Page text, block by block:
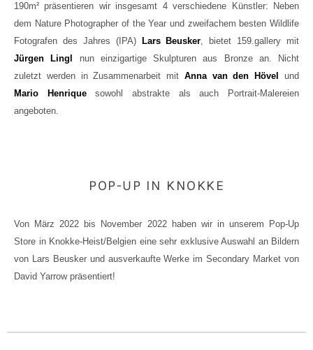
190m² präsentieren wir insgesamt 4 verschiedene Künstler: Neben
dem Nature Photographer of the Year und zweifachem besten Wildlife
Fotografen des Jahres (IPA)
Lars Beusker, bietet 159.gallery mit
Jürgen Lingl
nun einzigartige Skulpturen aus Bronze an. Nicht
zuletzt werden in Zusammenarbeit mit Anna van den Hövel
und
Mario Henriquesowohl abstrakte als auch Portrait-Malereien
angeboten.
POP-UP IN KNOKKE
Von März 2022 bis November 2022 haben wir in unserem Pop-Up
Store in Knokke-Heist/Belgien eine sehr exklusive Auswahl an Bildern
von Lars Beusker und ausverkaufte Werke im Secondary Market von
David Yarrow präsentiert!